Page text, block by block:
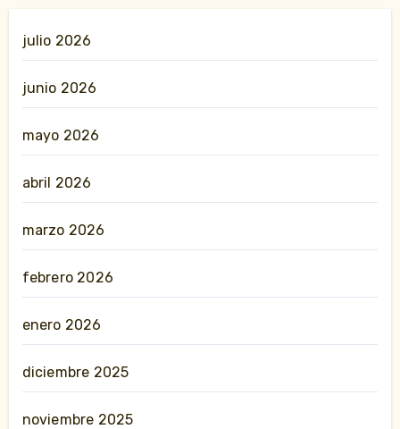
julio 2026
junio 2026
mayo 2026
abril 2026
marzo 2026
febrero 2026
enero 2026
diciembre 2025
noviembre 2025